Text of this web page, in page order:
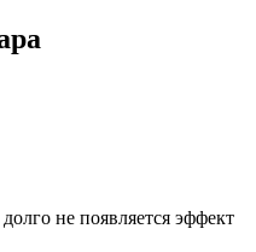
не появляется эффект